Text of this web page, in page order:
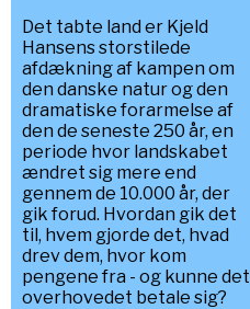
Det tabte land er Kjeld
Hansens storstilede
afdækning af kampen om
den danske natur og den
dramatiske forarmelse af
den de seneste 250 år, en
periode hvor landskabet
ændret sig mere end
gennem de 10.000 år, der
gik forud. Hvordan gik det
til, hvem gjorde det, hvad
drev dem, hvor kom
pengene fra - og kunne det
overhovedet betale sig?